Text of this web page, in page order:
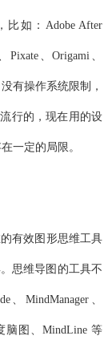
如：Adobe After
、Origami、
有操作系统限制，
行的，现在用的设
一定的局限。
有效图形思维工具
思维导图的工具不
MindManager、
脑图、MindLine 等